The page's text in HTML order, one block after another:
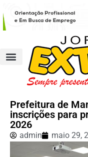
Prefeitura de
inscrições para
2026
admin maio 29,